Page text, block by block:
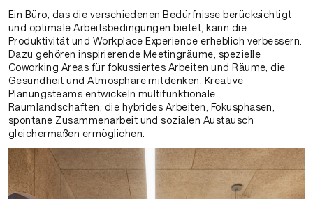
Ein Büro, das die verschiedenen Bedürfnisse berücksichtigt
und optimale Arbeitsbedingungen bietet, kann die
Produktivität und Workplace Experience erheblich verbessern.
Dazu gehören inspirierende Meetingräume, spezielle
Coworking Areas für fokussiertes Arbeiten und Räume, die
Gesundheit und Atmosphäre mitdenken. Kreative
Planungsteams entwickeln multifunktionale
Raumlandschaften, die hybrides Arbeiten, Fokusphasen,
spontane Zusammenarbeit und sozialen Austausch
gleichermaßen ermöglichen.